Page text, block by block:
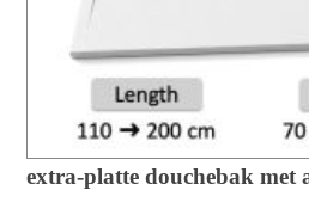
extra-platte douchebak met